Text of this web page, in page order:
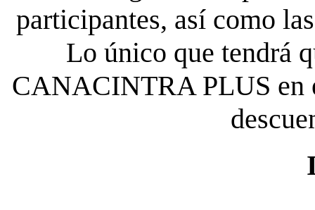
participantes, así como
Lo único que tendrá
CANACINTRA PLUS en